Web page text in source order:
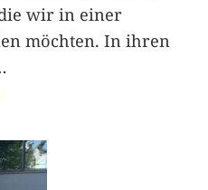
wir in einer
möchten. In ihren